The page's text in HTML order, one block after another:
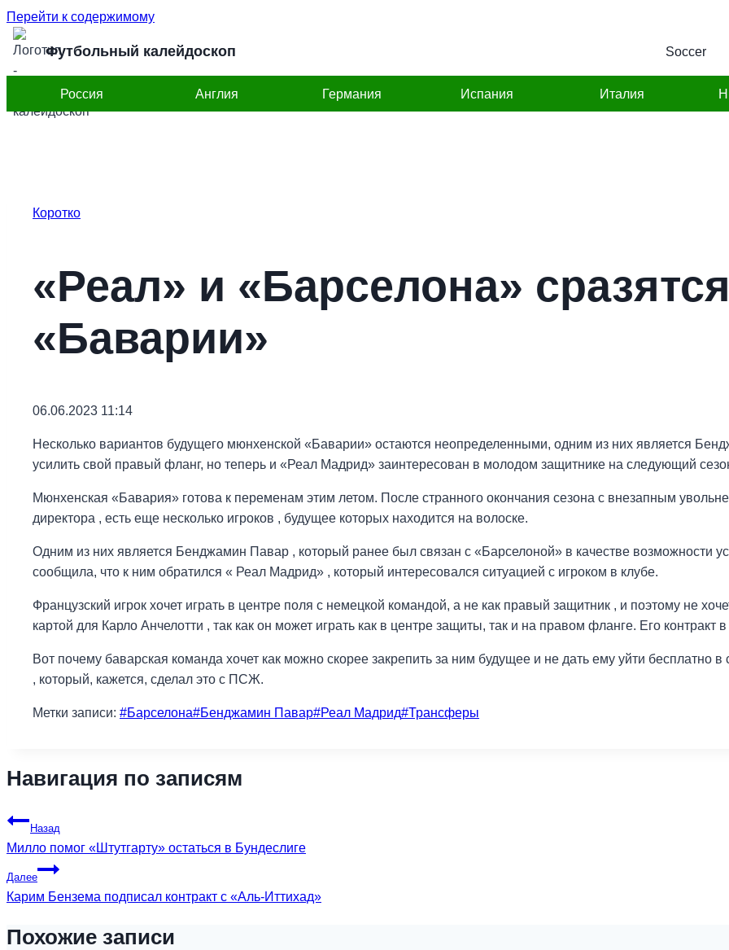
Перейти к содержимому
Футбольный калейдоскоп Soccer
Россия Англия Германия Испания Италия
Коротко
«Реал» и «Барселона»
«Баварии»
06.06.2023 11:14
Несколько вариантов будущего мюнхенской «Баварии» остаются неопределенными, одним из них является
усилить свой правый фланг, но теперь и «Реал Мадрид» заинтересован в молодом защитнике на следующий
Мюнхенская «Бавария» готова к переменам этим летом. После странного окончания сезона с внезапным
директора , есть еще несколько игроков , будущее которых находится на волоске.
Одним из них является Бенджамин Павар , который ранее был связан с «Барселоной» в качестве возможности
сообщила, что к ним обратился « Реал Мадрид» , который интересовался ситуацией с игроком в клубе.
Французский игрок хочет играть в центре поля с немецкой командой, а не как правый защитник , и поэтому не
картой для Карло Анчелотти , так как он может играть как в центре защиты, так и на правом фланге. Его контракт
Вот почему баварская команда хочет как можно скорее закрепить за ним будущее и не дать ему уйти бесплатно
, который, кажется, сделал это с ПСЖ.
Метки записи: #Барселона#Бенджамин Павар#Реал Мадрид#Трансферы
Навигация по записям
Назад
Милло помог «Штутгарту» остаться в Бундеслиге
Далее
Карим Бензема подписал контракт с «Аль-Иттихад»
Похожие записи